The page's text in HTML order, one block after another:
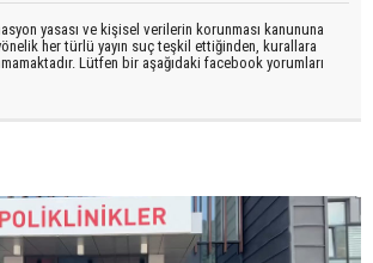
yasası ve kişisel verilerin korunması kanununa
her türlü yayın suç teşkil ettiğinden, kurallara
Lütfen bir aşağıdaki facebook yorumları